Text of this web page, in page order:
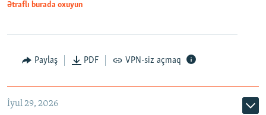
Ətraflı burada oxuyun
Paylaş PDF VPN-siz açmaq
İyul 29, 2026